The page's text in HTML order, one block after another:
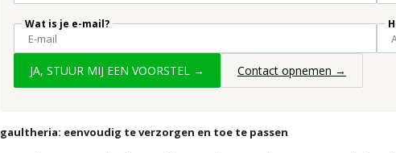
Wat is je e-mail?
JA, STUUR MIJ EEN VOORSTEL → Contact opnemen →
gaultheria: eenvoudig te verzorgen en toe te passen